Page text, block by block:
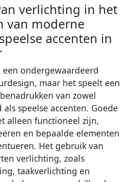
verlichting in het
van moderne
accenten in
ondergewaardeerd
maar het speelt een
van zowel
speelse accenten. Goede
alleen functioneel zijn,
en bepaalde elementen
Het gebruik van
verlichting, zoals
taakverlichting en